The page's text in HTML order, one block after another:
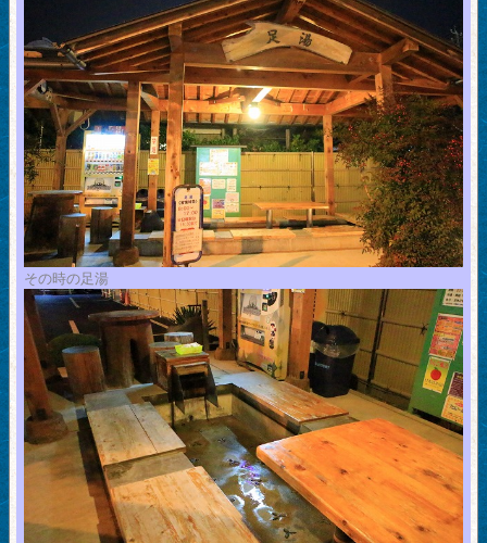
その時の足湯